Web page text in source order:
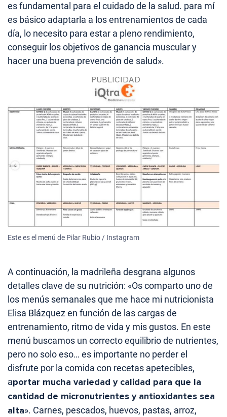
es fundamental para el cuidado de la salud. para mí
es básico adaptarla a los entrenamientos de cada
día, lo necesito para estar a pleno rendimiento,
conseguir los objetivos de ganancia muscular y
hacer una buena prevención de salud».
Este es el menú de Pilar Rubio / Instagram
A continuación, la madrileña desgrana algunos
detalles clave de su nutrición: «Os comparto uno de
los menús semanales que me hace mi nutricionista
Elisa Blázquez en función de las cargas de
entrenamiento, ritmo de vida y mis gustos. En este
menú buscamos un correcto equilibrio de nutrientes,
pero no solo eso… es importante no perder el
disfrute por la comida con recetas apetecibles,
aportar mucha variedad y calidad para que la
cantidad de micronutrientes y antioxidantes sea
alta». Carnes, pescados, huevos, pastas, arroz,